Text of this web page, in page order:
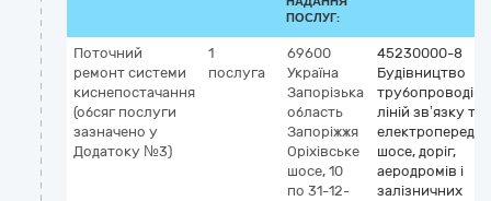
ПОСЛУГ:
Поточний
ремонт системи
киснепостачання
(обсяг послуги
зазначено у
Додатоку №3)
1
послуга
69600
Україна
Запорізька
область
Запоріжжя
Оріхівське
шосе, 10
по 31-12-
45230000-8
Будівництво
трубопроводів,
ліній зв’язку та
шосе, доріг,
аеродромів і
залізничних